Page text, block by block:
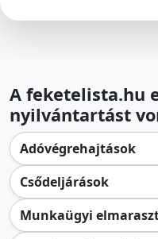
A feketelista.hu
nyilvántartást
Adóvégrehajtások
Csődeljárások
Munkaügyi